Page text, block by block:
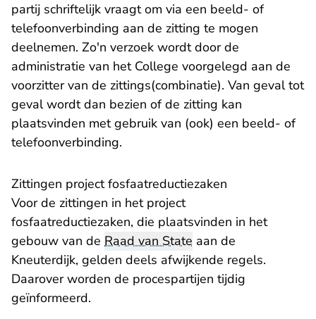
partij schriftelijk vraagt om via een beeld- of
telefoonverbinding aan de zitting te mogen
deelnemen. Zo'n verzoek wordt door de
administratie van het College voorgelegd aan de
voorzitter van de zittings(combinatie). Van geval tot
geval wordt dan bezien of de zitting kan
plaatsvinden met gebruik van (ook) een beeld- of
telefoonverbinding.
Zittingen project fosfaatreductiezaken
Voor de zittingen in het project
fosfaatreductiezaken, die plaatsvinden in het
gebouw van de Raad van State aan de
Kneuterdijk, gelden deels afwijkende regels.
Daarover worden de procespartijen tijdig
geïnformeerd.